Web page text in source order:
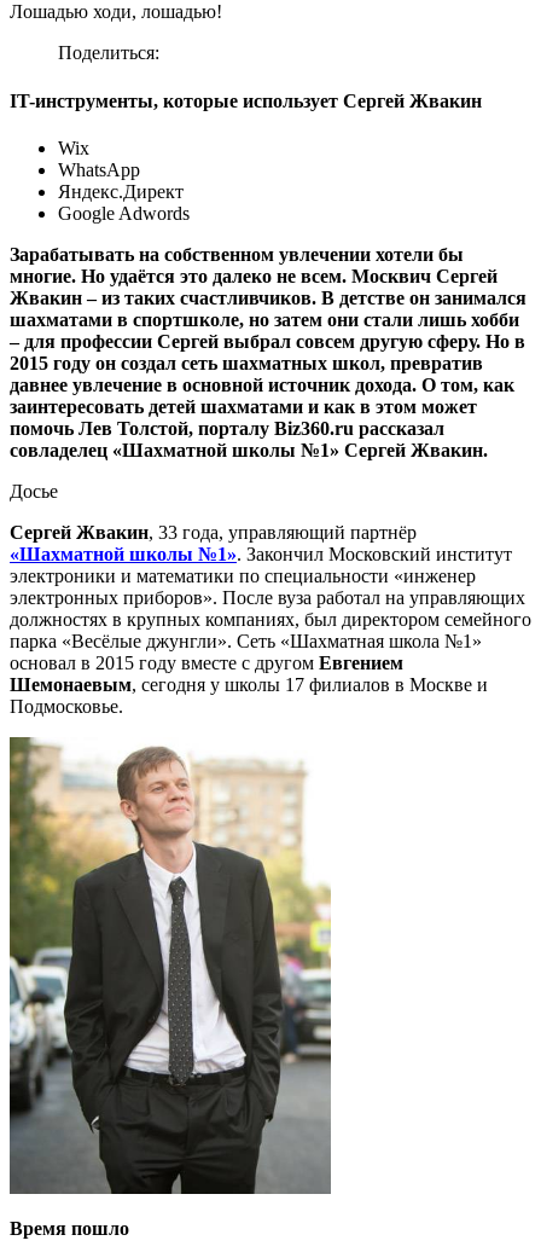
Лошадью ходи, лошадью!
Поделиться:
IT-инструменты, которые использует Сергей Жвакин
Wix
WhatsApp
Яндекс.Директ
Google Adwords
Зарабатывать на собственном увлечении хотели бы
многие. Но удаётся это далеко не всем. Москвич Сергей
Жвакин – из таких счастливчиков. В детстве он занимался
шахматами в спортшколе, но затем они стали лишь хобби
– для профессии Сергей выбрал совсем другую сферу. Но в
2015 году он создал сеть шахматных школ, превратив
давнее увлечение в основной источник дохода. О том, как
заинтересовать детей шахматами и как в этом может
помочь Лев Толстой, порталу Biz360.ru рассказал
совладелец «Шахматной школы №1» Сергей Жвакин.
Досье
Сергей Жвакин, 33 года, управляющий партнёр
«Шахматной школы №1». Закончил Московский институт
электроники и математики по специальности «инженер
электронных приборов». После вуза работал на управляющих
должностях в крупных компаниях, был директором семейного
парка «Весёлые джунгли». Сеть «Шахматная школа №1»
основал в 2015 году вместе с другом Евгением
Шемонаевым, сегодня у школы 17 филиалов в Москве и
Подмосковье.
Время пошло